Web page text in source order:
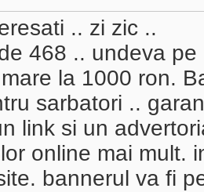
.. zi zic ..
468 .. undeva
la 1000 ron.
sarbatori ..
link si un
online mai mult.
bannerul va fi